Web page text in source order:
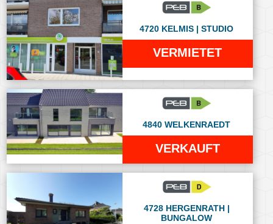
4720 KELMIS | STUDIO
VERMIETET
4840 WELKENRAEDT
VERKAUFT
4728 HERGENRATH |
BUNGALOW